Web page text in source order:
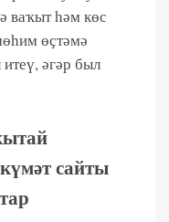
ваҡыт һәм көс
өҫтәмә
әгәр был
сайты